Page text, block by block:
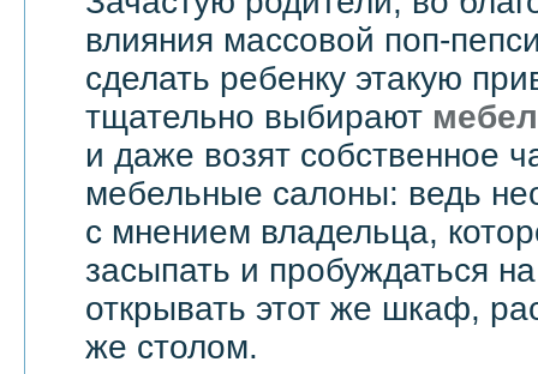
влияния массовой поп-
сделать ребенку этакую
тщательно выбирают
и даже возят собственное
мебельные салоны: ведь
с мнением владельца,
засыпать и пробуждаться
открывать этот же шкаф,
же столом.